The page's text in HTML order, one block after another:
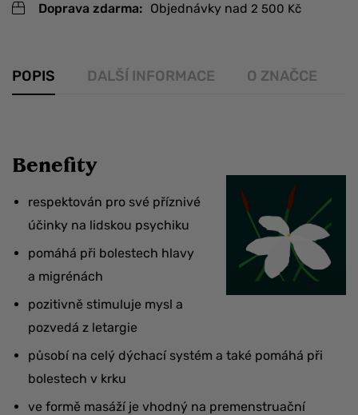
Doprava zdarma: Objednávky nad 2 500 Kč
POPIS DALŠÍ INFORMACE O ZNAČCE
Benefity
respektován pro své příznivé
účinky na lidskou psychiku
pomáhá při bolestech hlavy
a migrénách
pozitivně stimuluje mysl a
pozvedá z letargie
působí na celý dýchací systém a také pomáhá při
bolestech v krku
ve formě masáží je vhodný na premenstruační